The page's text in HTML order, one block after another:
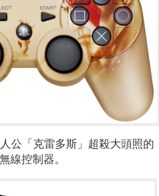
公「克雷多斯」超殺大頭照的
線控制器。